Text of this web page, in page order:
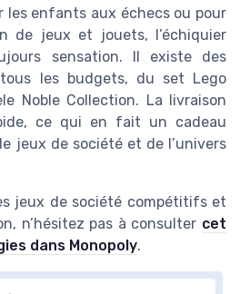
les enfants aux échecs ou pour
de jeux et jouets, l’échiquier
sensation. Il existe des
les budgets, du set Lego
Noble Collection. La livraison
ce qui en fait un cadeau
jeux de société et de l’univers
jeux de société compétitifs et
n’hésitez pas à consulter cet
dans Monopoly.